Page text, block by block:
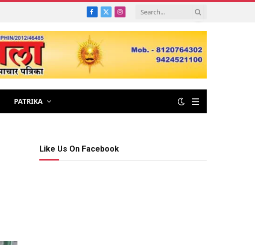
Facebook
X
Instagram
PATRIKA
Like Us On Facebook